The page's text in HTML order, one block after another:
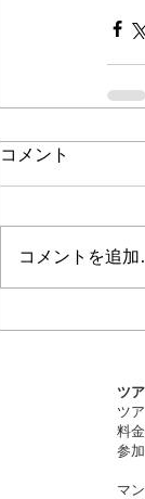
コメント
コメントを追
ツ
ツ
料
参
マ